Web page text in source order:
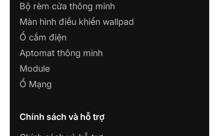
Bộ rèm cửa thông minh
Màn hình điều khiển wallpad
Ổ cắm điện
Aptomat thông minh
Module
Ổ Mạng
Chính sách và hỗ trợ